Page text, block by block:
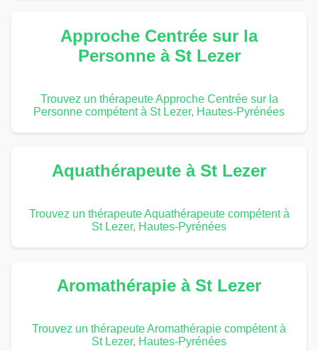
Approche Centrée sur la
Personne à St Lezer
Trouvez un thérapeute Approche Centrée sur la
Personne compétent à St Lezer, Hautes-Pyrénées
Aquathérapeute à St Lezer
Trouvez un thérapeute Aquathérapeute compétent à
St Lezer, Hautes-Pyrénées
Aromathérapie à St Lezer
Trouvez un thérapeute Aromathérapie compétent à
St Lezer, Hautes-Pyrénées